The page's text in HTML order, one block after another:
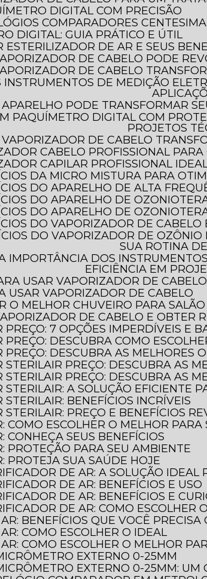
DIGITAL COM PRECISÃO
COMPARADORES
DIGITAL: GUIA PRÁTICO E ÚTIL
ESTERILIZADOR DE AR E SEUS
DE CABELO PODE
DE CABELO
APARELHO PODE TRANSFORMAR
PROJETOS
VAPORIZADOR DE CABELO
CABELO PROFISSIONAL
CAPILAR PROFISSIONAL
DA MICRO MISTURA PARA
DO APARELHO DE ALTA
DO APARELHO DE
DO APARELHO DE
DO VAPORIZADOR DE
SUA ROTINA
EFICIÊNCIA EM
USAR VAPORIZADOR DE CABELO
USAR VAPORIZADOR DE CABELO
O MELHOR CHUVEIRO PARA
DE CABELO E OBTER
PREÇO: 7 OPÇÕES IMPERDÍVEIS E
PREÇO: DESCUBRA COMO
PREÇO: DESCUBRA AS MELHORES
STERILAIR PREÇO: DESCUBRA AS
STERILAIR PREÇO: DESCUBRA AS
STERILAIR: A SOLUÇÃO EFICIENTE
STERILAIR: BENEFÍCIOS INCRÍVEIS
STERILAIR: PREÇO E BENEFÍCIOS
COMO ESCOLHER O MELHOR
CONHEÇA SEUS BENEFÍCIOS
PROTEÇÃO PARA SEU AMBIENTE
PROTEJA SUA SAÚDE HOJE
DE AR: A SOLUÇÃO
DE AR: BENEFÍCIOS E USO
DE AR: BENEFÍCIOS E
DE AR: COMO
AR: BENEFÍCIOS QUE VOCÊ PRECISA
COMO ESCOLHER O IDEAL
AR: COMO ESCOLHER O MELHOR
EXTERNO 0-25MM
EXTERNO 0-25MM: UM